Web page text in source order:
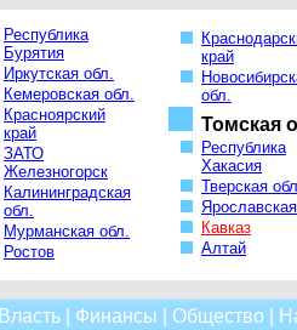
Республика
Бурятия
Иркутская обл.
Кемеровская обл.
Красноярский
край
ЗАТО
Железногорск
Калининградская
обл.
Мурманская обл.
Ростов
край
обл.
Томская
Республика
Хакасия
Тверская
Кавказ
Алтай
Власть| Финансы Общество